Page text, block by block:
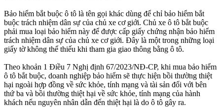
Bảo hiểm bắt buộc ô tô là tên gọi khác dùng để chỉ bảo hiểm bắt
buộc trách nhiệm dân sự của chủ xe cơ giới. Chủ xe ô tô bắt buộc
phải mua loại bảo hiểm này để được cấp giấy chứng nhận bảo hiểm
trách nhiệm dân sự của chủ xe cơ giới. Đây là một trong những loại
giấy tờ không thể thiếu khi tham gia giao thông bằng ô tô.
Theo khoản 1 Điều 7 Nghị định 67/2023/NĐ-CP, khi mua bảo hiểm
ô tô bắt buộc, doanh nghiệp bảo hiểm sẽ thực hiện bồi thường thiệt
hại ngoài hợp đồng về sức khỏe, tính mạng và tài sản đối với bên
thứ ba và bồi thường thiệt hại về sức khỏe, tính mạng của hành
khách nếu nguyên nhân dẫn đến thiệt hại là do ô tô gây ra.